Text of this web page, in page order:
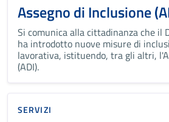
Assegno di Inclusione
Si comunica alla cittadinanza che il
ha introdotto nuove misure di
lavorativa, istituendo, tra gli altri,
(ADI).
SERVIZI